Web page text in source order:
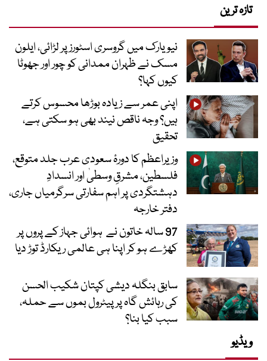
تازہ ترین
نیویارک میں گروسری اسٹورز پر لڑائی، ایلون
مسک نے ظہران ممدانی کو چور اور جھوٹا
کیوں کہا؟
اپنی عمر سے زیادہ بوڑھا محسوس کرتے
ہیں؟ وجہ ناقص نیند بھی ہو سکتی ہے،
تحقیق
وزیراعظم کا دورۂ سعودی عرب جلد متوقع،
فلسطین، مشرقِ وسطیٰ اور انسدادِ
دہشتگردی پر اہم سفارتی سرگرمیاں جاری،
دفتر خارجہ
97 سالہ خاتون نے ہوائی جہاز کے پروں پر
کھڑے ہو کر اپنا ہی عالمی ریکارڈ توڑ دیا
سابق بنگلہ دیشی کپتان شکیب الحسن
کی رہائش گاہ پر پیٹرول بموں سے حملہ،
سبب کیا بنا؟
ویڈیو